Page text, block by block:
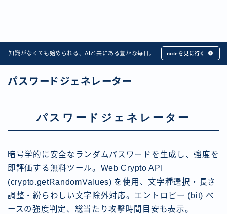
知識がなくても始められる、AIと共にある豊かな毎日。 noteを見に行く
パスワードジェネレーター
パスワードジェネレーター
暗号学的に安全なランダムパスワードを生成し、強度を
即評価する無料ツール。Web Crypto API
(crypto.getRandomValues) を使用、文字種選択・長さ
調整・紛らわしい文字除外対応。エントロピー (bit) ベ
ースの強度判定、総当たり攻撃時間目安も表示。